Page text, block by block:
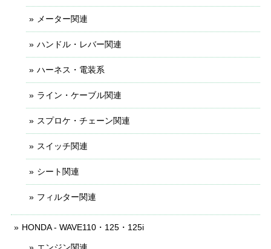
メーター関連
ハンドル・レバー関連
ハーネス・電装系
ライン・ケーブル関連
スプロケ・チェーン関連
スイッチ関連
シート関連
フィルター関連
HONDA - WAVE110・125・125i
エンジン関連